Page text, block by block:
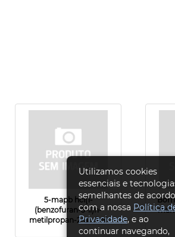
5-mapb hcl(1-
(benzofuran-5-il)n-
metilpropan-2-a....1ml
Utilizamos cookies
essenciais e
semelhantes de acordo
com a nossa Política
Privacidade, e ao
continuar navegando,